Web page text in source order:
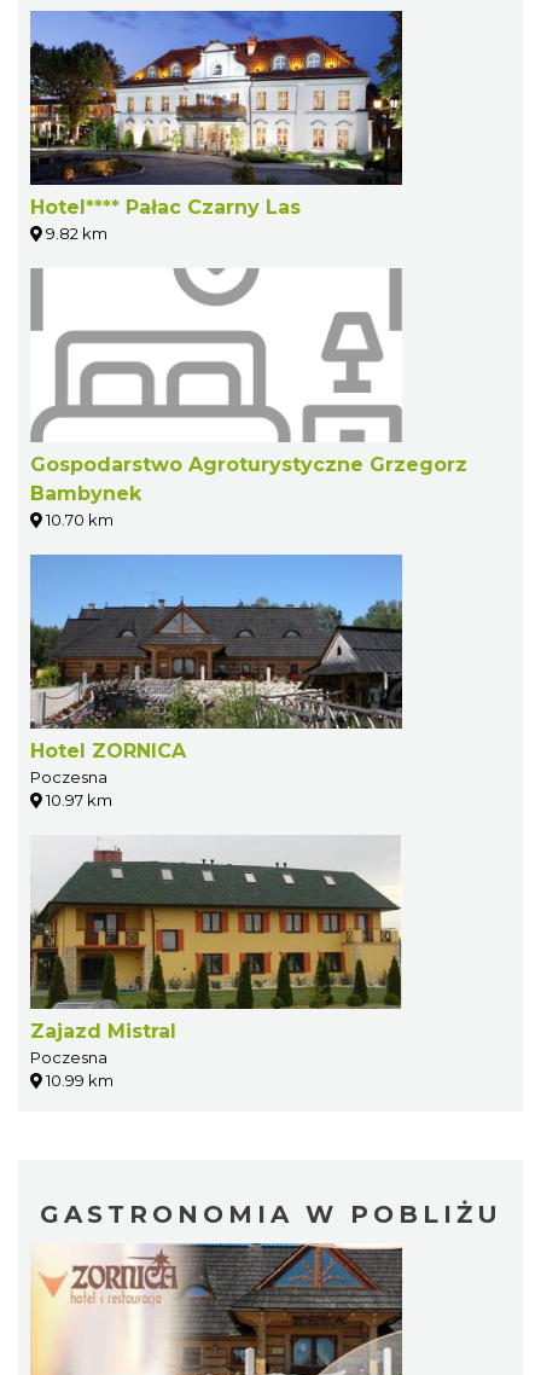
Hotel**** Pałac Czarny Las
9.82 km
Gospodarstwo Agroturystyczne Grzegorz
Bambynek
10.70 km
Hotel ZORNICA
Poczesna
10.97 km
Zajazd Mistral
Poczesna
10.99 km
GASTRONOMIA W POBLIŻU